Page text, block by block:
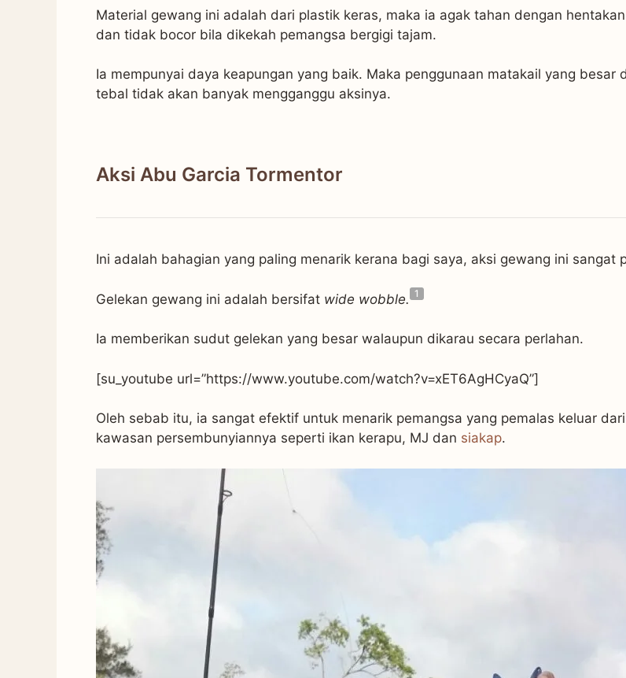
Material gewang ini adalah dari plastik keras, maka ia agak tahan dengan
dan tidak bocor bila dikekah pemangsa bergigi tajam.
Ia mempunyai daya keapungan yang baik. Maka penggunaan matakail yang besar
tebal tidak akan banyak mengganggu aksinya.
Aksi Abu Garcia Tormentor
Ini adalah bahagian yang paling menarik kerana bagi saya, aksi gewang ini sangat
Gelekan gewang ini adalah bersifat wide wobble. 1
Ia memberikan sudut gelekan yang besar walaupun dikarau secara perlahan.
[su_youtube url=”https://www.youtube.com/watch?v=xET6AgHCyaQ”]
Oleh sebab itu, ia sangat efektif untuk menarik pemangsa yang pemalas keluar dari
kawasan persembunyiannya seperti ikan kerapu, MJ dan siakap.